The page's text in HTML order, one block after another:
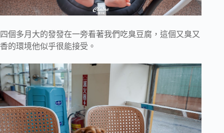
四個多月大的發發在一旁看著我們吃臭豆腐，這個又臭又
香的環境他似乎很能接受。